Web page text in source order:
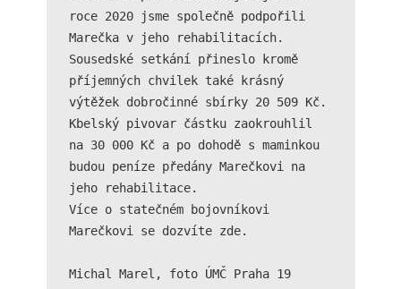
roce 2020 jsme společně podpořili
Marečka v jeho rehabilitacích.
Sousedské setkání přineslo kromě
příjemných chvilek také krásný
Kbelský pivovar částku zaokrouhlil
na 30 000 Kč a po dohodě s maminkou
budou peníze předány Marečkovi na
jeho rehabilitace.
Více o statečném bojovníkovi
Marečkovi se dozvíte zde.
Michal Marel, foto ÚMČ Praha 19
webu a všech
funkcí, které
nabízí.
Nepožadujeme
Váš souhlas s
využitím
technických
cookies na
našem webu. Z
tohoto důvodu
nemohou být
individuálně
aktivovány.